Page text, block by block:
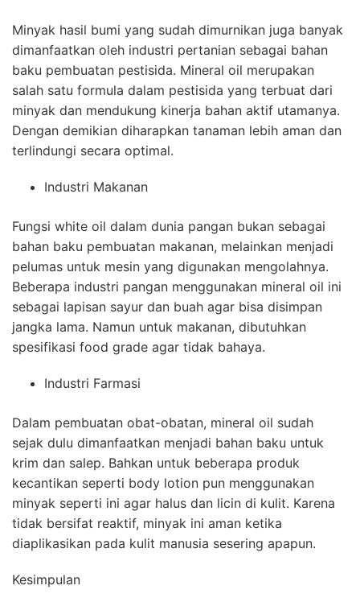
Minyak hasil bumi yang sudah dimurnikan juga banyak
dimanfaatkan oleh industri pertanian sebagai bahan
baku pembuatan pestisida. Mineral oil merupakan
salah satu formula dalam pestisida yang terbuat dari
minyak dan mendukung kinerja bahan aktif utamanya.
Dengan demikian diharapkan tanaman lebih aman dan
terlindungi secara optimal.
Industri Makanan
Fungsi white oil dalam dunia pangan bukan sebagai
bahan baku pembuatan makanan, melainkan menjadi
pelumas untuk mesin yang digunakan mengolahnya.
Beberapa industri pangan menggunakan mineral oil ini
sebagai lapisan sayur dan buah agar bisa disimpan
jangka lama. Namun untuk makanan, dibutuhkan
spesifikasi food grade agar tidak bahaya.
Industri Farmasi
Dalam pembuatan obat-obatan, mineral oil sudah
sejak dulu dimanfaatkan menjadi bahan baku untuk
krim dan salep. Bahkan untuk beberapa produk
kecantikan seperti body lotion pun menggunakan
minyak seperti ini agar halus dan licin di kulit. Karena
tidak bersifat reaktif, minyak ini aman ketika
diaplikasikan pada kulit manusia sesering apapun.
Kesimpulan